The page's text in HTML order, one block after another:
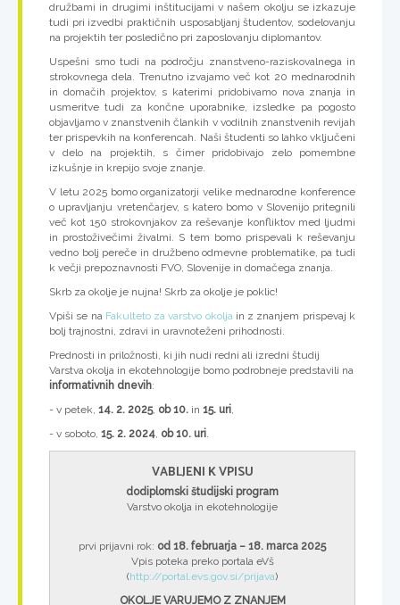
družbami in drugimi inštitucijami v našem okolju se izkazuje
tudi pri izvedbi praktičnih usposabljanj študentov, sodelovanju
na projektih ter posledično pri zaposlovanju diplomantov.
Uspešni smo tudi na področju znanstveno-raziskovalnega in
strokovnega dela. Trenutno izvajamo več kot 20 mednarodnih
in domačih projektov, s katerimi pridobivamo nova znanja in
usmeritve tudi za končne uporabnike, izsledke pa pogosto
objavljamo v znanstvenih člankih v vodilnih znanstvenih revijah
ter prispevkih na konferencah. Naši študenti so lahko vključeni
v delo na projektih, s čimer pridobivajo zelo pomembne
izkušnje in krepijo svoje znanje.
V letu 2025 bomo organizatorji velike mednarodne konference
o upravljanju vretenčarjev, s katero bomo v Slovenijo pritegnili
več kot 150 strokovnjakov za reševanje konfliktov med ljudmi
in prostoživečimi živalmi. S tem bomo prispevali k reševanju
vedno bolj pereče in družbeno odmevne problematike, pa tudi
k večji prepoznavnosti FVO, Slovenije in domačega znanja.
Skrb za okolje je nujna! Skrb za okolje je poklic!
Vpiši se na Fakulteto za varstvo okoljain z znanjem prispevaj k
bolj trajnostni, zdravi in uravnoteženi prihodnosti.
Prednosti in priložnosti, ki jih nudi redni ali izredni študij
Varstva okolja in ekotehnologije bomo podrobneje predstavili na
informativnih dnevih:
- v petek, 14. 2. 2025, ob 10. in 15. uri,
- v soboto, 15. 2. 2024, ob 10. uri.
VABLJENI K VPISU
dodiplomski študijski program
Varstvo okolja in ekotehnologije
prvi prijavni rok: od 18. februarja – 18. marca 2025
Vpis poteka preko portala eVš
(http://portal.evs.gov.si/prijava)
OKOLJE VARUJEMO Z ZNANJEM